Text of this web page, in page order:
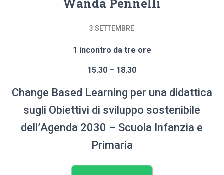
Wanda Pennelli
3 SETTEMBRE
1 incontro da tre ore
15.30 – 18.30
Change Based Learning per una didattica
sugli Obiettivi di sviluppo sostenibile
dell’Agenda 2030 – Scuola Infanzia e
Primaria